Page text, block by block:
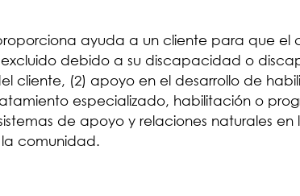
ayuda a un cliente para que
debido a su discapacidad o
cliente, (2) apoyo en el desarrollo de
especializado, habilitación o
de apoyo y relaciones naturales
comunidad.